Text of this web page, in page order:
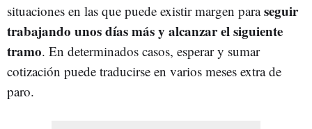
situaciones en las que puede existir margen paraseguir
trabajando unos días más y alcanzar el siguiente
tramo. En determinados casos, esperar y sumar
cotización puede traducirse en varios meses extra de
paro.